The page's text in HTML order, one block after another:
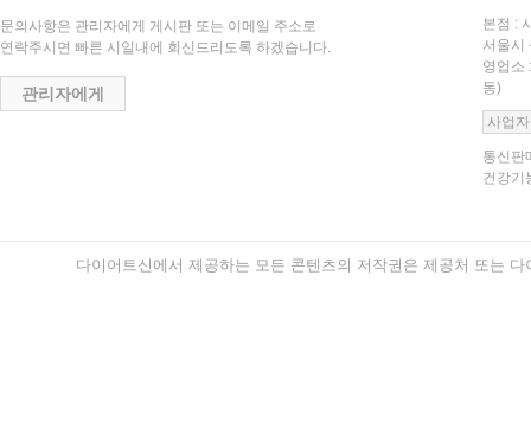
문의사항은 관리자에게 게시판 또는 이메일 주소로
연락주시면 빠른 시일내에 회신드리도록 하겠습니다.
관리자에게
본점 :
서울시
영업소
동)
사업
통신판
건강기
다이어트신에서 제공하는 모든 콘텐츠의 저작권은 제공처 또는